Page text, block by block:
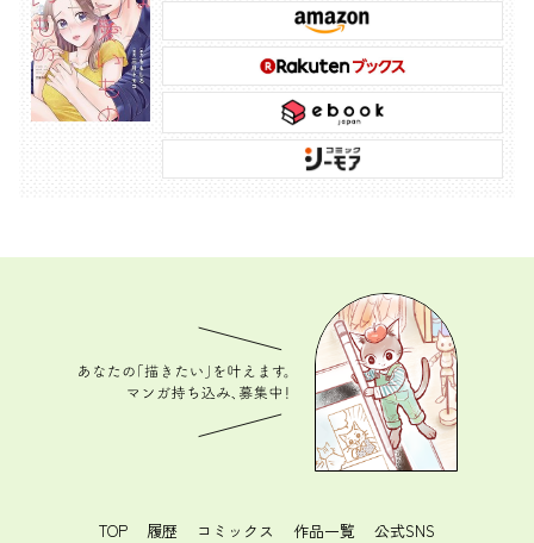
TOP 履歴 コミックス 作品一覧 公式SNS
あなたの「描きたい」を叶えます。 マンガ持ち込
み、募集中！